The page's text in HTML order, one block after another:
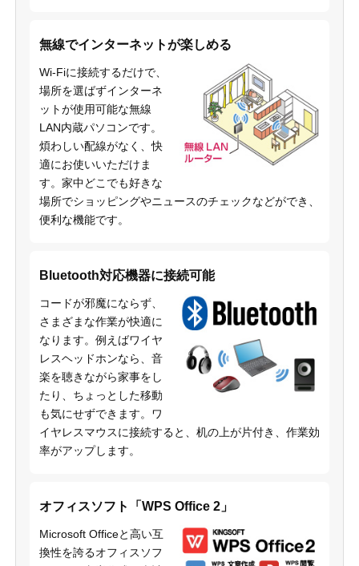
無線でインターネットが楽しめる
Wi-Fiに接続するだけで、
場所を選ばずインターネ
ットが使用可能な無線
LAN内蔵パソコンです。
煩わしい配線がなく、快
適にお使いいただけま
す。家中どこでも好きな
場所でショッピングやニュースのチェックなどができ、
便利な機能です。
Bluetooth対応機器に接続可能
コードが邪魔にならず、
さまざまな作業が快適に
なります。例えばワイヤ
レスヘッドホンなら、音
楽を聴きながら家事をし
たり、ちょっとした移動
も気にせずできます。ワ
イヤレスマウスに接続すると、机の上が片付き、作業効
率がアップします。
オフィスソフト「WPS Office 2」
Microsoft Officeと高い互
換性を誇るオフィスソフ